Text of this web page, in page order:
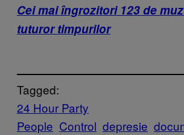
Cei mai îngrozitori 123 de
tuturor timpurilor
Tagged:
24 Hour Party
People Control depresie